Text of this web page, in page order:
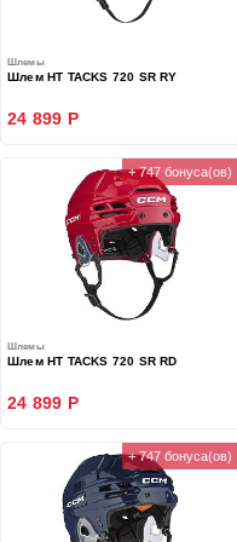
Шлемы
Шлем HT TACKS 720 SR RY
24 899 Р
+ 747 бонуса(ов)
Шлемы
Шлем HT TACKS 720 SR RD
24 899 Р
+ 747 бонуса(ов)